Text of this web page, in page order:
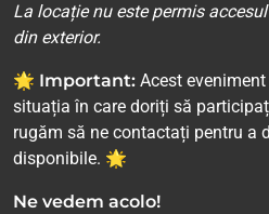
La locație nu este permis
din exterior.
🌟 Important: Acest
situația în care doriți să
rugăm să ne contactați pentru a
disponibile. 🌟
Ne vedem acolo!